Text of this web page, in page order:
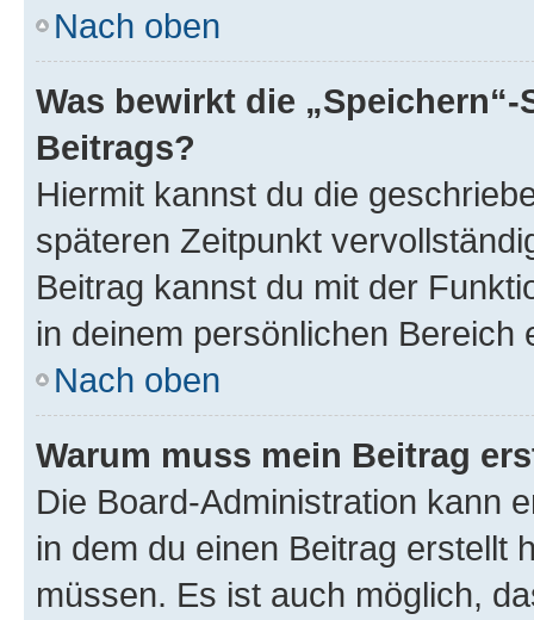
Nach oben
Was bewirkt die
Beitrags?
Hiermit kannst du die
späteren Zeitpunkt
Beitrag kannst du mit der
in deinem persönlichen Bereich
Nach oben
Warum muss mein Beitrag
Die Board-Administration kann
in dem du einen Beitrag erstellt
müssen. Es ist auch möglich,